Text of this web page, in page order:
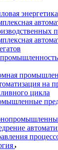
энергетика
на
цикла